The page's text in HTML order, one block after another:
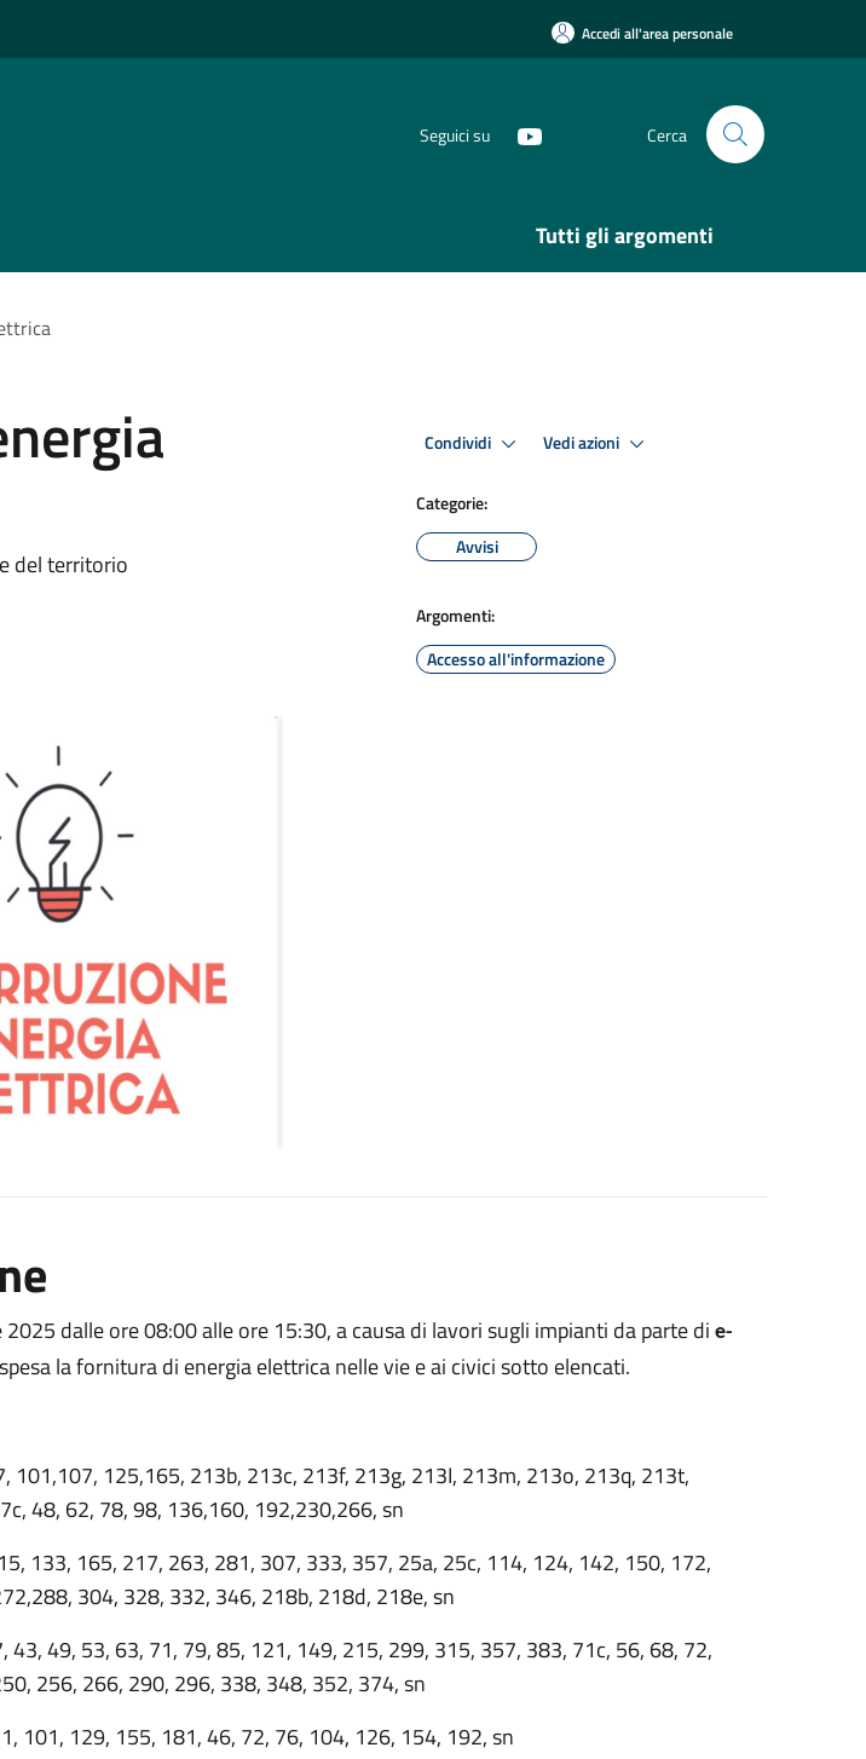
Accedi all'area personale
Seguici su Cerca
Tutti gli argomenti
del territorio
Condividi Vedi azioni
Categorie:
Avvisi
Argomenti:
Accesso all'informazione
dalle ore 08:00 alle ore 15:30, a causa di lavori sugli impianti da parte di e-
la fornitura di energia elettrica nelle vie e ai civici sotto elencati.
101,107, 125,165, 213b, 213c, 213f, 213g, 213I, 213m, 213o, 213q, 213t,
48, 62, 78, 98, 136,160, 192,230,266, sn
133, 165, 217, 263, 281, 307, 333, 357, 25a, 25c, 114, 124, 142, 150, 172,
304, 328, 332, 346, 218b, 218d, 218e, sn
43, 49, 53, 63, 71, 79, 85, 121, 149, 215, 299, 315, 357, 383, 71c, 56, 68, 72,
256, 266, 290, 296, 338, 348, 352, 374, sn
101, 129, 155, 181, 46, 72, 76, 104, 126, 154, 192, sn